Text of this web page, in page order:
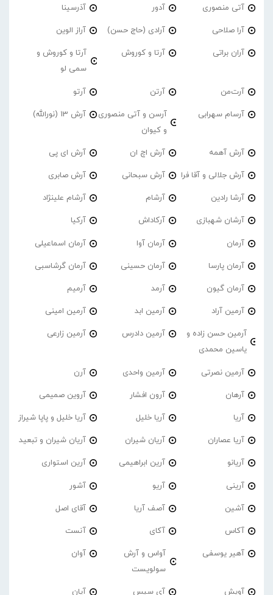
آتی منصوری آدور آذرسینا
آرا صلاحی آرادی (حاج حسن) آراز الوین
آران براتی آرتا و کوروش
آرتا و کوروش و
سمی لو
آرت‌من آرتن آرتو
آرسام سهرابی
آرسن و آتی منصوری
و کیوان
آرش 13 (نورالله)
آرش آهمه آرش اچ ان آرش ای پی
آرش جلالی و آقا فرا آرش سبحانی آرش صابری
آرشا رادین آرشام آرشام علینژاد
آرشان شهبازی آرکاداش آرکیا
آرمان آرمان آوا آرمان اسماعیلی
آرمان پارسا آرمان حسینی آرمان گرشاسبی
آرمان گیون آرمد آرمیم
آرمین آراد آرمین ابد آرمین امینی
آرمین حسن زاده و
یاسین محمدی
آرمین دادرس آرمین زارعی
آرمین نصرتی آرمین واحدی آرن
آرهان آرون افشار آروین صمیمی
آریا آریا خلیل آریا خلیل و پاپا شیراز
آریا عصاران آریان شیران آریان شیران و تبعید
آریانو آرین ابراهیمی آرین استواری
آرینی آریو آشور
آشین آصف آریا آقای اصل
آکاس آکای آنست
آهیر یوسفی
آواس و آرش
سولویست
آوان
آویش آی سیس آیان